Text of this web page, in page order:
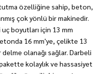
tutma özelliğine sahip, beton,
çok yönlü bir makinedir.
boyutları için 13 mm
16 mm'ye, çelikte 13
olanağı sağlar. Darbeli
kolaylık ve hassasiyet